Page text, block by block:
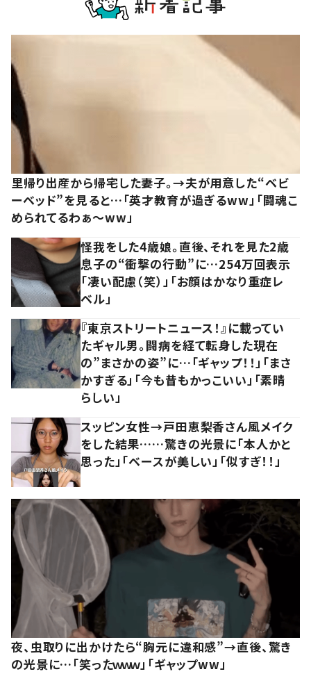
里帰り出産から帰宅した妻子。→夫が用意した“ベビ
ーベッド”を見ると…「英才教育が過ぎるww」「闘魂こ
められてるわぁ～ww」
怪我をした4歳娘。直後、それを見た2歳
息子の“衝撃の行動”に…254万回表示
「凄い配慮（笑）」「お顔はかなり重症レ
ベル」
『東京ストリートニュース！』に載ってい
たギャル男。闘病を経て転身した現在
の”まさかの姿”に…「ギャップ！！」「まさ
かすぎる」「今も昔もかっこいい」「素晴
らしい」
スッピン女性→戸田恵梨香さん風メイク
をした結果……驚きの光景に「本人かと
思った」「ベースが美しい」「似すぎ！！」
夜、虫取りに出かけたら“胸元に違和感”→直後、驚き
の光景に…「笑ったｗｗｗ」「ギャップww」